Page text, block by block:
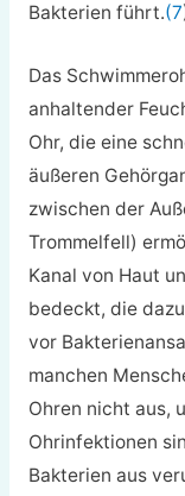
Bakterien führt.(7
Das
anhaltender
Ohr, die eine
äußeren
zwischen der
Trommelfell)
Kanal von Haut
bedeckt, die
vor
manchen
Ohren nicht aus,
Ohrinfektionen
Bakterien aus